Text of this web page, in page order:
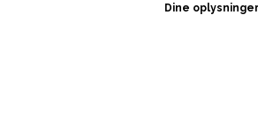
Dine oplysninger